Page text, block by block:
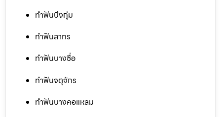
ทำฟันบึงกุ่ม
ทำฟันสาทร
ทำฟันบางซื่อ
ทำฟันจตุจักร
ทำฟันบางคอแหลม